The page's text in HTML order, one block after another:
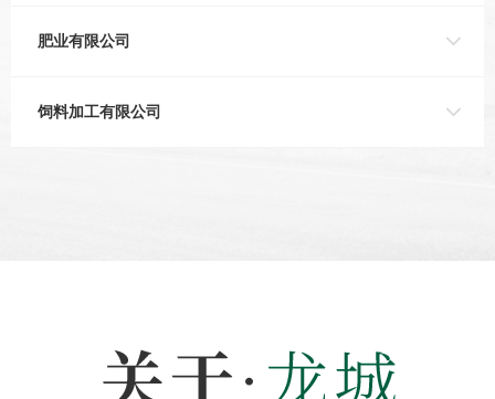
肥业有限公司
饲料加工有限公司